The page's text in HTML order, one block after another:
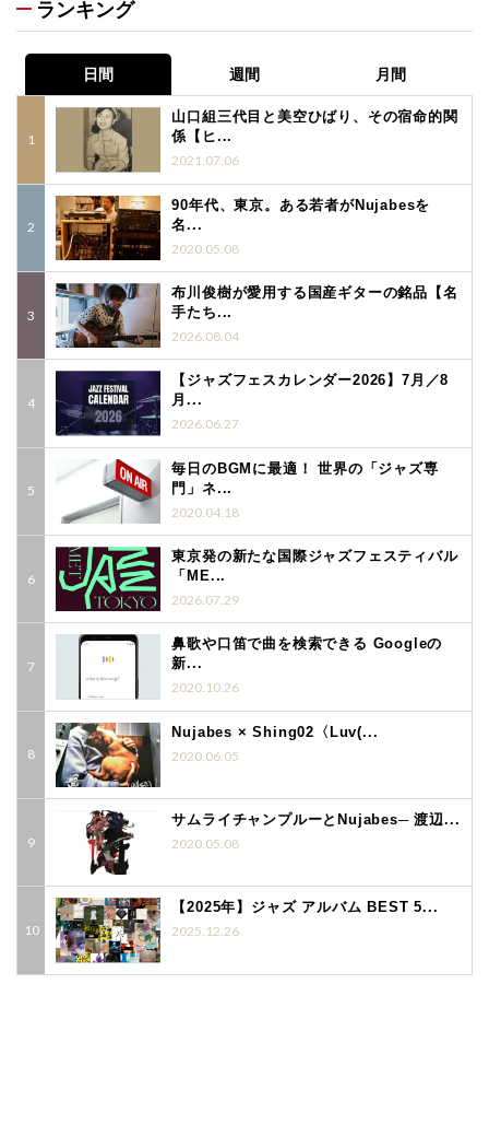
ランキング
日間 週間 月間
山口組三代目と美空ひばり、その宿命的関
係【ヒ...
2021.07.06
90年代、東京。ある若者がNujabesを
名...
2020.05.08
布川俊樹が愛用する国産ギターの銘品【名
手たち...
2026.08.04
【ジャズフェスカレンダー2026】7月／8
月...
2026.06.27
毎日のBGMに最適！ 世界の「ジャズ専
門」ネ...
2020.04.18
東京発の新たな国際ジャズフェスティバル
「ME...
2026.07.29
鼻歌や口笛で曲を検索できる Googleの
新...
2020.10.26
Nujabes × Shing02〈Luv(...
2020.06.05
サムライチャンプルーとNujabes─ 渡辺...
2020.05.08
【2025年】ジャズ アルバム BEST 5...
2025.12.26